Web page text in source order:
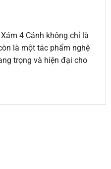
4 Cánh không chỉ là
là một tác phẩm nghệ
trọng và hiện đại cho